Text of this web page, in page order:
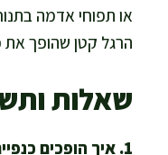
או תפוחי אדמה
הרגל קטן שהופך את
שאלות
1. איך הופכים כנפיים באפלו לאפייה בריאה בלי לאבד פריכות?